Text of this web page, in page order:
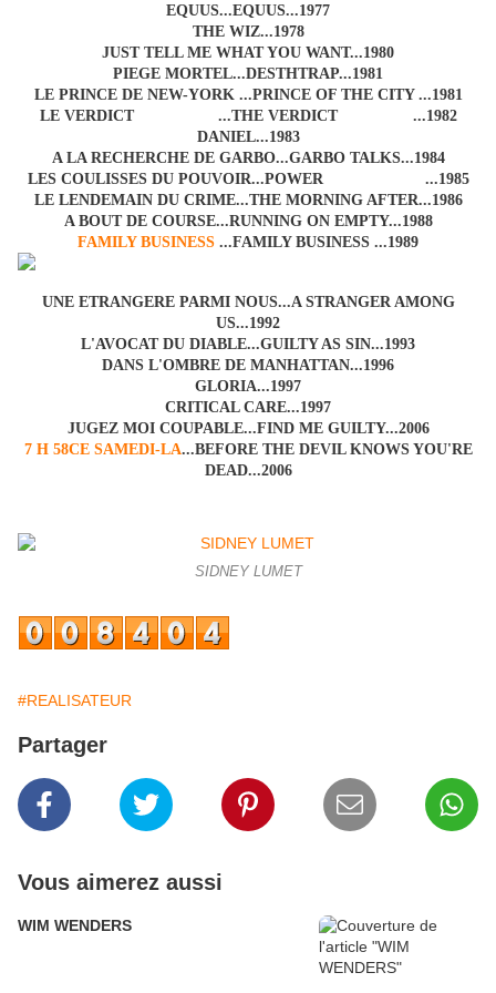
EQUUS...EQUUS...1977
THE WIZ...1978
JUST TELL ME WHAT YOU WANT...1980
PIEGE MORTEL...DESTHTRAP...1981
LE PRINCE DE NEW-YORK ...PRINCE OF THE CITY ...1981
LE VERDICT ...THE VERDICT ...1982
DANIEL...1983
A LA RECHERCHE DE GARBO...GARBO TALKS...1984
LES COULISSES DU POUVOIR...POWER ...1985
LE LENDEMAIN DU CRIME...THE MORNING AFTER...1986
A BOUT DE COURSE...RUNNING ON EMPTY...1988
FAMILY BUSINESS ...FAMILY BUSINESS ...1989
UNE ETRANGERE PARMI NOUS...A STRANGER AMONG
US...1992
L'AVOCAT DU DIABLE...GUILTY AS SIN...1993
DANS L'OMBRE DE MANHATTAN...1996
GLORIA...1997
CRITICAL CARE...1997
JUGEZ MOI COUPABLE...FIND ME GUILTY...2006
7 H 58CE SAMEDI-LA...BEFORE THE DEVIL KNOWS YOU'RE
DEAD...2006
SIDNEY LUMET
#REALISATEUR
Partager
Vous aimerez aussi
WIM WENDERS